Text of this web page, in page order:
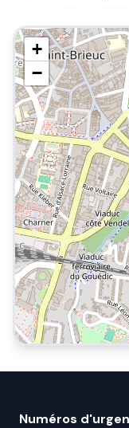
+
−
Numéros